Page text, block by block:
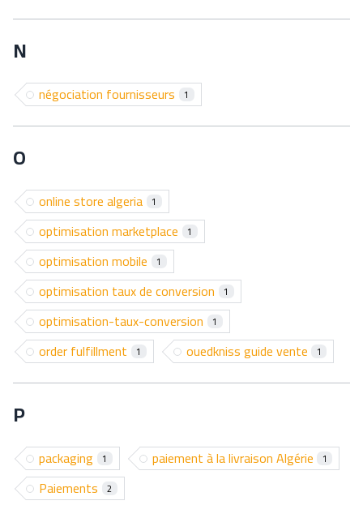
N
négociation fournisseurs 1
O
online store algeria 1
optimisation marketplace 1
optimisation mobile 1
optimisation taux de conversion 1
optimisation-taux-conversion 1
order fulfillment 1 ouedkniss guide vente 1
P
packaging 1 paiement à la livraison Algérie 1
Paiements 2